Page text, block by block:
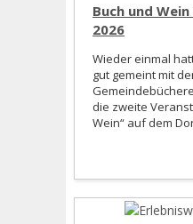
Buch und
2026
Wieder einmal
gut gemeint mit
die zweite
Wein“ auf dem